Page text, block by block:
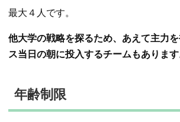
最大４人です。
他大学の戦略を探るため、あえて主力
ス当日の朝に投入するチームもあります
年齢制限